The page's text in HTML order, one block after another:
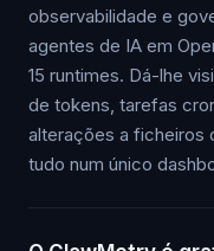
observabilidade e
agentes de IA em
15 runtimes. Dá-lhe
de tokens, tarefas
alterações a ficheiros
tudo num único